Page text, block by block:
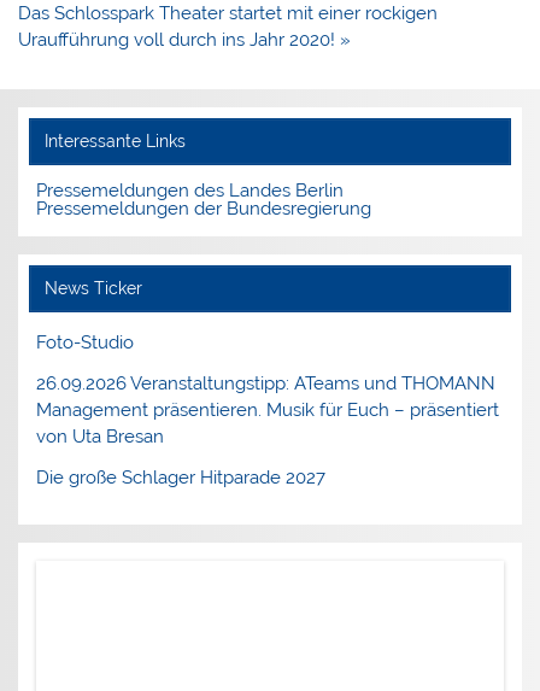
Das Schlosspark Theater startet mit einer rockigen
Uraufführung voll durch ins Jahr 2020! »
Interessante Links
Pressemeldungen des Landes Berlin
Pressemeldungen der Bundesregierung
News Ticker
Foto-Studio
26.09.2026 Veranstaltungstipp: ATeams und THOMANN
Management präsentieren. Musik für Euch – präsentiert
von Uta Bresan
Die große Schlager Hitparade 2027